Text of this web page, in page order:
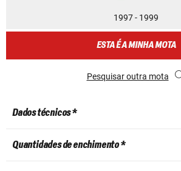
1997 - 1999
ESTA É A MINHA MOTA
Pesquisar outra mota
Dados técnicos *
Quantidades de enchimento *